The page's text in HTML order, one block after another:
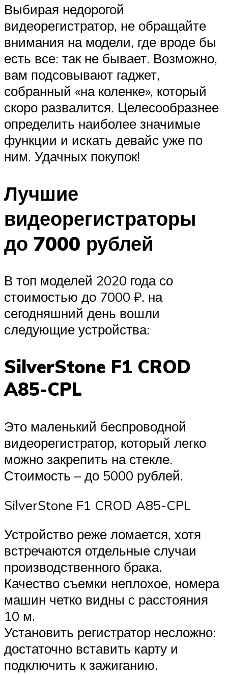
Выбирая недорогой
видеорегистратор, не обращайте
внимания на модели, где вроде бы
есть все: так не бывает. Возможно,
вам подсовывают гаджет,
собранный «на коленке», который
скоро развалится. Целесообразнее
определить наиболее значимые
функции и искать девайс уже по
ним. Удачных покупок!
Лучшие
видеорегистраторы
до 7000 рублей
В топ моделей 2020 года со
стоимостью до 7000 ₽. на
сегодняшний день вошли
следующие устройства:
SilverStone F1 CROD
A85-CPL
Это маленький беспроводной
видеорегистратор, который легко
можно закрепить на стекле.
Стоимость – до 5000 рублей.
SilverStone F1 CROD A85-CPL
Устройство реже ломается, хотя
встречаются отдельные случаи
производственного брака.
Качество съемки неплохое, номера
машин четко видны с расстояния
10 м.
Установить регистратор несложно:
достаточно вставить карту и
подключить к зажиганию.